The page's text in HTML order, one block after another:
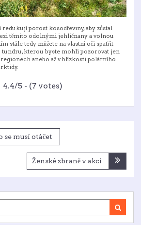
porost kosodřeviny, aby zůstal
těmito odolnými jehličnany a volnou
stále tedy můžete na vlastní oči spatřit
kterou byste mohli pozorovat jen
anebo až v blízkosti polárního
4.4/5 - (7 votes)
se musí otáčet
Ženské zbraně v akci